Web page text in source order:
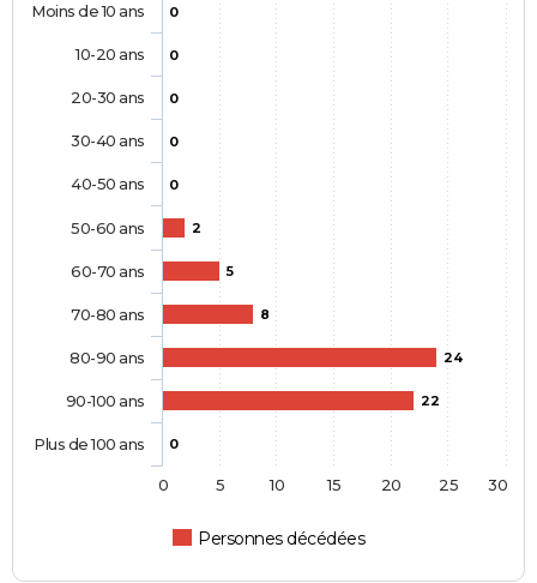
0
0
0
0
0
2
5
8
24
22
0
Personnes décédées
Moins de 10 ans
10-20 ans
20-30 ans
30-40 ans
40-50 ans
50-60 ans
60-70 ans
70-80 ans
80-90 ans
90-100 ans
Plus de 100 ans
0 5 10 15 20 25 30